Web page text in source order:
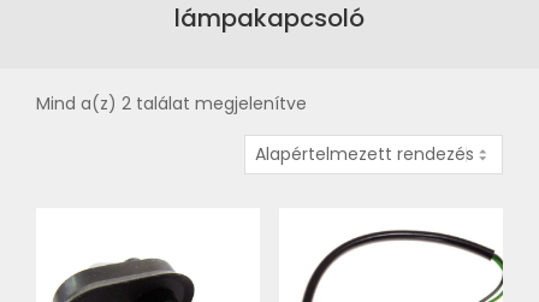
lámpakapcsoló
Mind a(z) 2 találat megjelenítve